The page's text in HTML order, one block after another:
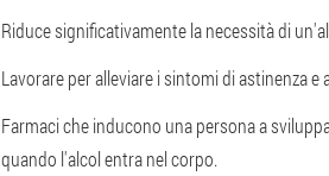
Riduce significativamente la necessità di
Lavorare per alleviare i sintomi di astinenza
Farmaci che inducono una persona a
quando l'alcol entra nel corpo.